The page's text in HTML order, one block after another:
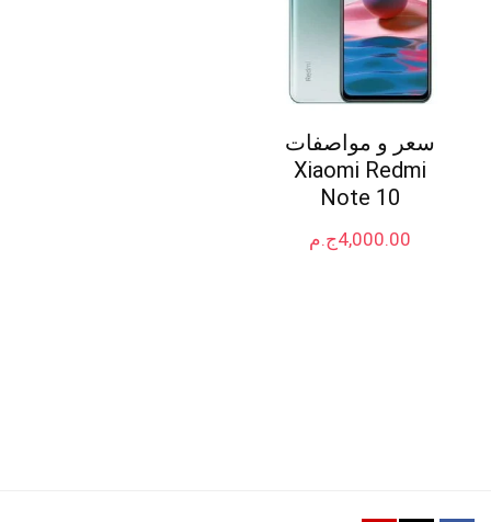
سعر و مواصفات
Xiaomi Redmi
Note 10
ج.م4,000.00